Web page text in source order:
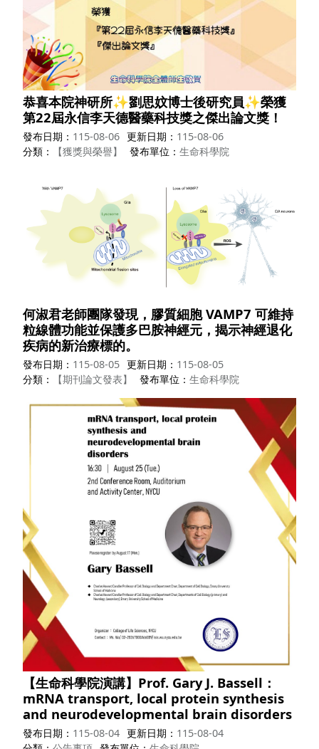
恭喜本院神研所✨劉思妏博士後研究員✨榮獲
第22屆永信李天德醫藥科技獎之傑出論文獎！
發布日期 115-08-06 更新日期
115-08-06
分類
【獲獎與榮譽】 發布單位 生命科學院
何淑君老師團隊發現，膠質細胞 VAMP7 可維持
粒線體功能並保護多巴胺神經元，揭示神經退化
疾病的新治療標的。
發布日期 115-08-05 更新日期
115-08-05
分類
【期刊論文發表】 發布單位 生命科學院
【生命科學院演講】Prof. Gary J. Bassell：
mRNA transport, local protein synthesis
and neurodevelopmental brain disorders
發布日期 115-08-04 更新日期
115-08-04